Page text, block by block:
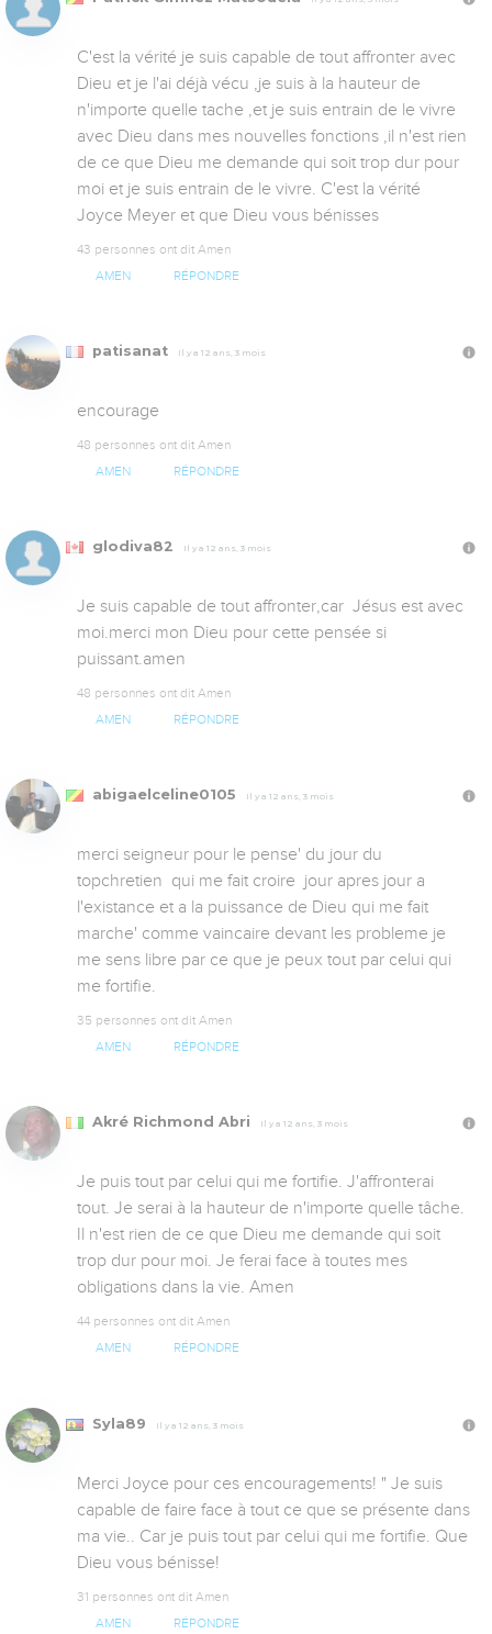
C'est la vérité je suis capable de tout affronter avec
Dieu et je l'ai déjà vécu ,je suis à la hauteur de
n'importe quelle tache ,et je suis entrain de le vivre
avec Dieu dans mes nouvelles fonctions ,il n'est rien
de ce que Dieu me demande qui soit trop dur pour
moi et je suis entrain de le vivre. C'est la vérité
Joyce Meyer et que Dieu vous bénisses
43 personnes ont dit Amen
AMEN RÉPONDRE
patisanat Il y a 12 ans, 3 mois
encourage
48 personnes ont dit Amen
AMEN RÉPONDRE
glodiva82 Il y a 12 ans, 3 mois
Je suis capable de tout affronter,car  Jésus est avec
moi.merci mon Dieu pour cette pensée si
puissant.amen
48 personnes ont dit Amen
AMEN RÉPONDRE
abigaelceline0105 Il y a 12 ans, 3 mois
merci seigneur pour le pense' du jour du
topchretien  qui me fait croire  jour apres jour a
l'existance et a la puissance de Dieu qui me fait
marche' comme vaincaire devant les probleme je
me sens libre par ce que je peux tout par celui qui
me fortifie.
35 personnes ont dit Amen
AMEN RÉPONDRE
Akré Richmond Abri Il y a 12 ans, 3 mois
Je puis tout par celui qui me fortifie. J'affronterai
tout. Je serai à la hauteur de n'importe quelle tâche.
Il n'est rien de ce que Dieu me demande qui soit
trop dur pour moi. Je ferai face à toutes mes
obligations dans la vie. Amen
44 personnes ont dit Amen
AMEN RÉPONDRE
Syla89 Il y a 12 ans, 3 mois
Merci Joyce pour ces encouragements! " Je suis
capable de faire face à tout ce que se présente dans
ma vie.. Car je puis tout par celui qui me fortifie. Que
Dieu vous bénisse!
31 personnes ont dit Amen
AMEN RÉPONDRE